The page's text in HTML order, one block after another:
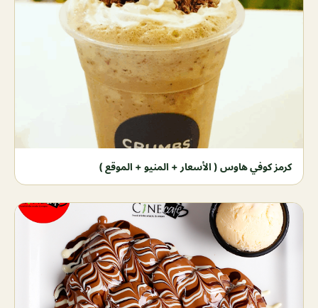
كرمز كوفي هاوس ( الأسعار + المنيو + الموقع )